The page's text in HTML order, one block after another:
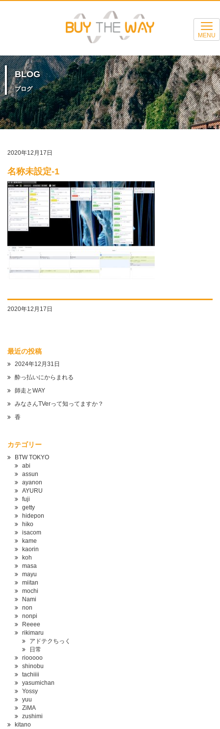
MENU
BLOG
ブログ
2020年12月17日
名称未設定-1
2020年12月17日
最近の投稿
2024年12月31日
酔っ払いにからまれる
師走とWAY
みなさんTVerって知ってますか？
香
カテゴリー
BTW TOKYO
abi
assun
ayanon
AYURU
fuji
getty
hidepon
hiko
isacom
kame
kaorin
koh
masa
mayu
miitan
mochi
Nami
non
nonpi
Reeee
rikimaru
アドテクちっく
日常
riooooo
shinobu
tachiiii
yasumichan
Yossy
yuu
ZiMA
zushimi
kitano